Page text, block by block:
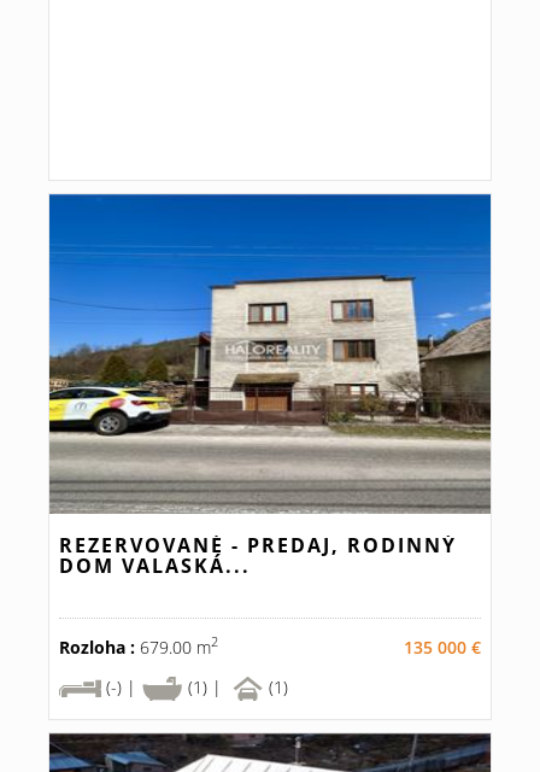
REZERVOVANÉ - PREDAJ, RODINNÝ
DOM VALASKÁ...
Rozloha : 679.00 m2
135 000 €
(-) |
(1) | (1)